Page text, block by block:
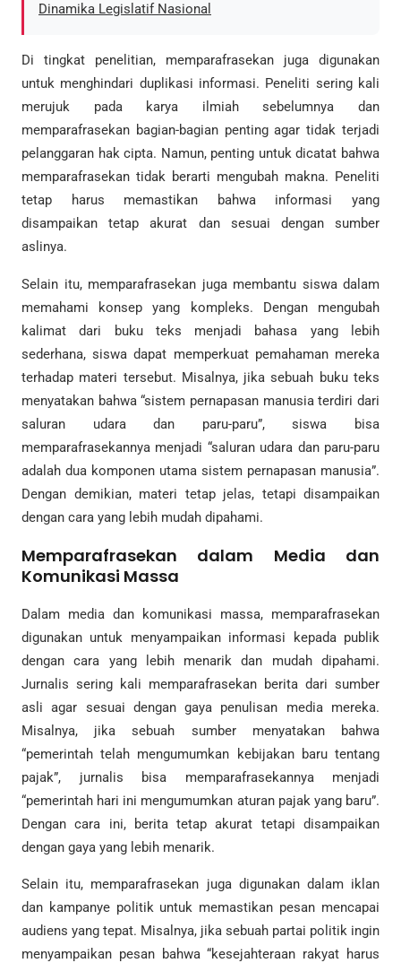
Dinamika Legislatif Nasional
Di tingkat penelitian, memparafrasekan juga digunakan
untuk menghindari duplikasi informasi. Peneliti sering kali
merujuk pada karya ilmiah sebelumnya dan
memparafrasekan bagian-bagian penting agar tidak terjadi
pelanggaran hak cipta. Namun, penting untuk dicatat bahwa
memparafrasekan tidak berarti mengubah makna. Peneliti
tetap harus memastikan bahwa informasi yang
disampaikan tetap akurat dan sesuai dengan sumber
aslinya.
Selain itu, memparafrasekan juga membantu siswa dalam
memahami konsep yang kompleks. Dengan mengubah
kalimat dari buku teks menjadi bahasa yang lebih
sederhana, siswa dapat memperkuat pemahaman mereka
terhadap materi tersebut. Misalnya, jika sebuah buku teks
menyatakan bahwa “sistem pernapasan manusia terdiri dari
saluran udara dan paru-paru”, siswa bisa
memparafrasekannya menjadi “saluran udara dan paru-paru
adalah dua komponen utama sistem pernapasan manusia”.
Dengan demikian, materi tetap jelas, tetapi disampaikan
dengan cara yang lebih mudah dipahami.
Memparafrasekan dalam Media dan
Komunikasi Massa
Dalam media dan komunikasi massa, memparafrasekan
digunakan untuk menyampaikan informasi kepada publik
dengan cara yang lebih menarik dan mudah dipahami.
Jurnalis sering kali memparafrasekan berita dari sumber
asli agar sesuai dengan gaya penulisan media mereka.
Misalnya, jika sebuah sumber menyatakan bahwa
“pemerintah telah mengumumkan kebijakan baru tentang
pajak”, jurnalis bisa memparafrasekannya menjadi
“pemerintah hari ini mengumumkan aturan pajak yang baru”.
Dengan cara ini, berita tetap akurat tetapi disampaikan
dengan gaya yang lebih menarik.
Selain itu, memparafrasekan juga digunakan dalam iklan
dan kampanye politik untuk memastikan pesan mencapai
audiens yang tepat. Misalnya, jika sebuah partai politik ingin
menyampaikan pesan bahwa “kesejahteraan rakyat harus